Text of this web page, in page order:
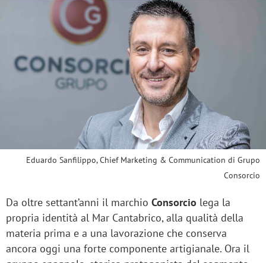
Eduardo Sanfilippo, Chief Marketing & Communication di Grupo
Consorcio
Da oltre settant’anni il marchio Consorcio lega la
propria identità al Mar Cantabrico, alla qualità della
materia prima e a una lavorazione che conserva
ancora oggi una forte componente artigianale. Ora il